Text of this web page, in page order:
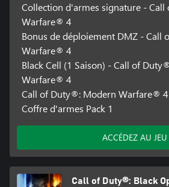
Collection d'armes signature -
Warfare® 4
Bonus de déploiement DMZ - Call
Warfare® 4
Black Cell (1 Saison) - Call of
Warfare® 4
Call of Duty®: Modern Warfare®
Coffre d'armes Pack 1
ACCÉDEZ AU JEU
Call of Duty®: Black